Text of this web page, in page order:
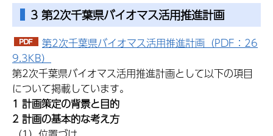
3 第2次千葉県バイオマス活用推進計画
第2次千葉県バイオマス活用推進計画（PDF：26
9.3KB）
第2次千葉県バイオマス活用推進計画として以下の項目
について掲載しています。
1 計画策定の背景と目的
2 計画の基本的な考え方